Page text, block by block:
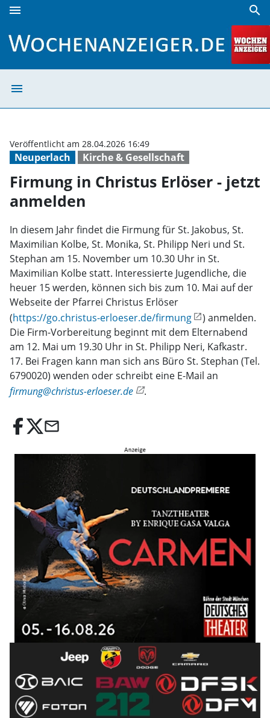
menu search
menu
Neuperlach Kirche & Gesellschaft
Veröffentlicht am 28.04.2026 16:49
Firmung in Christus Erlöser - jetzt
anmelden
In diesem Jahr findet die Firmung für St. Jakobus, St.
Maximilian Kolbe, St. Monika, St. Philipp Neri und St.
Stephan am 15. November um 10.30 Uhr in St.
Maximilian Kolbe statt. Interessierte Jugendliche, die
heuer 15 werden, können sich bis zum 10. Mai auf der
Webseite der Pfarrei Christus Erlöser
(https://go.christus-erloeser.de/firmung
) anmelden.
Die Firm-Vorbereitung beginnt mit dem Elternabend
am 12. Mai um 19.30 Uhr in St. Philipp Neri, Kafkastr.
17. Bei Fragen kann man sich ans Büro St. Stephan (Tel.
6790020) wenden oder schreibt eine E-Mail an
firmung@christus-erloeser.de
.
email